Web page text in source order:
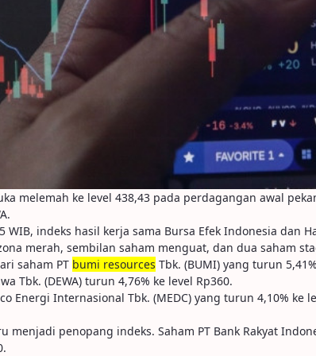
melemah ke level 438,43 pada perdagangan awal
WIB, indeks hasil kerja sama Bursa Efek Indonesia dan
merah, sembilan saham menguat, dan dua saham
saham PT bumi resources Tbk. (BUMI) yang turun
Tbk. (DEWA) turun 4,76% ke level Rp360.
Energi Internasional Tbk. (MEDC) yang turun 4,10% ke
penopang indeks. Saham PT Bank Rakyat